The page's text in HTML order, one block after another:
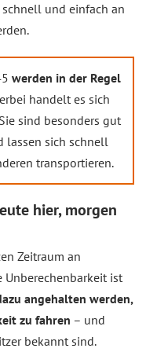
und einfach an
werden in der Regel
handelt es sich
sind besonders gut
lassen sich schnell
transportieren.
hier, morgen
Zeitraum an
Unberechenbarkeit ist
angehalten werden,
zu fahren – und
bekannt sind.